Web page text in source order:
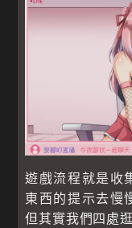
遊戲流程就是收
東西的提示去慢
但其實我們四處